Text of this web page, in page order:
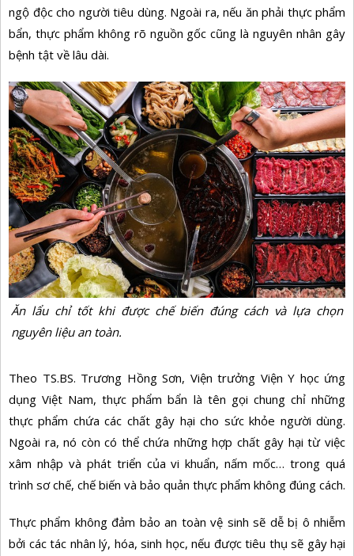
ngộ độc cho người tiêu dùng. Ngoài ra, nếu ăn phải thực phẩm
bẩn, thực phẩm không rõ nguồn gốc cũng là nguyên nhân gây
bệnh tật về lâu dài.
Ăn lẩu chỉ tốt khi được chế biến đúng cách và lựa chọn
nguyên liệu an toàn.
Theo TS.BS. Trương Hồng Sơn, Viện trưởng Viện Y học ứng
dụng Việt Nam, thực phẩm bẩn là tên gọi chung chỉ những
thực phẩm chứa các chất gây hại cho sức khỏe người dùng.
Ngoài ra, nó còn có thể chứa những hợp chất gây hại từ việc
xâm nhập và phát triển của vi khuẩn, nấm mốc… trong quá
trình sơ chế, chế biến và bảo quản thực phẩm không đúng cách.
Thực phẩm không đảm bảo an toàn vệ sinh sẽ dễ bị ô nhiễm
bởi các tác nhân lý, hóa, sinh học, nếu được tiêu thụ sẽ gây hại